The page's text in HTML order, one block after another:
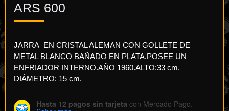
ARS 600
JARRA EN CRISTAL ALEMAN CON GOLLETE DE
METAL BLANCO BAÑADO EN PLATA.POSEE UN
ENFRIADOR INTERNO.AÑO 1960.ALTO:33 cm.
DIÁMETRO: 15 cm.
Hasta 12 pagos sin tarjeta con Mercado Pago.